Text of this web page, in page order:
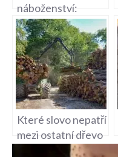
náboženství:
Zkoumání starých
bohů
Které slovo nepatří
mezi ostatní dřevo
hospodářství víra –